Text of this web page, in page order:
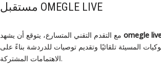
مستقبل OMEGLE LIVE
omegle
المسيئة تلقائيًا وتقديم توصيات للدردشة بناءً على
الاهتمامات المشتركة.